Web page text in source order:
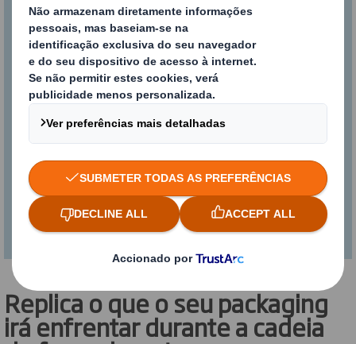
real
Utilizámos insights dos clientes e do
setor logístico para desenvolver
DISCS™. Veja como garante que o seu
packaging é resistente e sustentável e
simultaneamente satisfaz as
expetativas dos seus clientes.
Replica o que o seu packaging
irá enfrentar durante a cadeia